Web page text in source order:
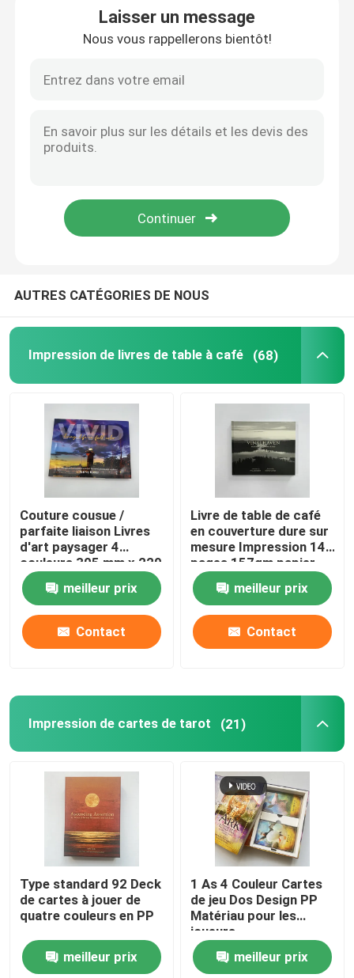
L'impression de livres pour enfants
Impression de livres de romans
Impression de livres d'art en couverture dure
Services d'impression de calendriers
Impression de bandes dessinées
Boîtes d'emballage pour cadeaux
Laisser un message
Nous vous rappellerons bientôt!
AUTRES CATÉGORIES DE NOUS
Impression de livres de table à café (68)
Couture cousue /
parfaite liaison Livres
d'art paysager 4
couleurs 305 mm x 229
mm
meilleur prix
Contact
Livre de table de café
en couverture dure sur
mesure Impression 144
pages 157gm papier
d'art
meilleur prix
Contact
Impression de cartes de tarot (21)
Type standard 92 Deck
de cartes à jouer de
quatre couleurs en PP
meilleur prix
1 As 4 Couleur Cartes
de jeu Dos Design PP
Matériau pour les
joueurs
meilleur prix